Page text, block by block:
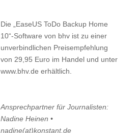
Die „EaseUS ToDo Backup Home
10“-Software von bhv ist zu einer
unverbindlichen Preisempfehlung
von 29,95 Euro im Handel und unter
www.bhv.de erhältlich.
Ansprechpartner für Journalisten:
Nadine Heinen •
nadine(at)konstant.de